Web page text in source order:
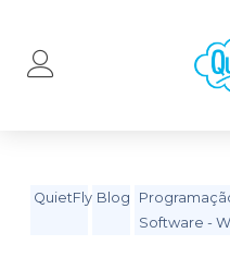
QuietFly Blog
Software -